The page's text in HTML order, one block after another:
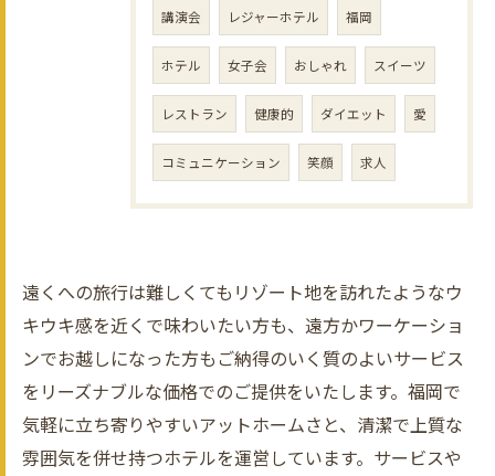
講演会 レジャーホテル 福岡
ホテル 女子会 おしゃれ スイーツ
レストラン 健康的 ダイエット 愛
コミュニケーション 笑顔 求人
遠くへの旅行は難しくてもリゾート地を訪れたようなウ
キウキ感を近くで味わいたい方も、遠方かワーケーショ
ンでお越しになった方もご納得のいく質のよいサービス
をリーズナブルな価格でのご提供をいたします。福岡で
気軽に立ち寄りやすいアットホームさと、清潔で上質な
雰囲気を併せ持つホテルを運営しています。サービスや